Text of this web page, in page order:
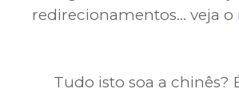
redirecionamentos… veja o
Tudo isto soa a chinês?